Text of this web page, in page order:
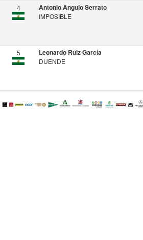
4 Antonio Angulo Serrato
IMPOSIBLE
5 Leonardo Ruiz García
DUENDE